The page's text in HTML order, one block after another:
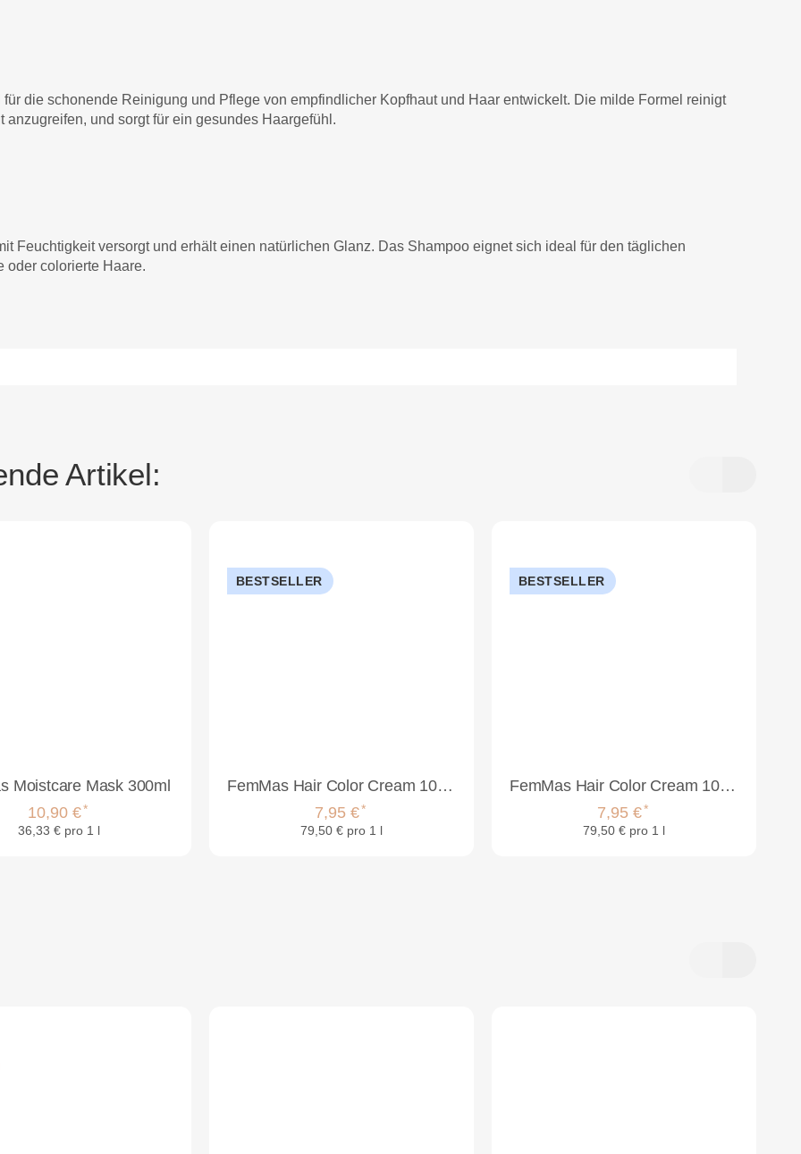
die schonende Reinigung und Pflege von empfindlicher Kopfhaut und Haar entwickelt. Die milde Formel reinigt
und sorgt für ein gesundes Haargefühl.
Feuchtigkeit versorgt und erhält einen natürlichen Glanz. Das Shampoo eignet sich ideal für den täglichen
oder colorierte Haare.
Artikel:
Moistcare Mask 300ml
10,90 €*
36,33 € pro 1 l
BESTSELLER
FemMas Hair Color Cream 100ml Haarfarbe Hellbraun Kupfer 5.4
7,95 €*
79,50 € pro 1 l
BESTSELLER
FemMas Hair Color Cream 100ml Haarfarbe Dunkelblond Kupfer 6.4
7,95 €*
79,50 € pro 1 l